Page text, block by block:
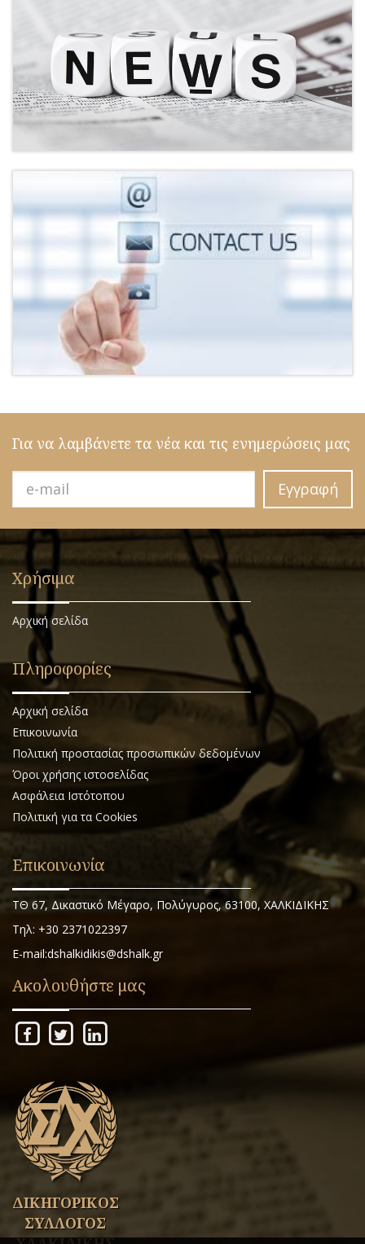
Για να λαμβάνετε τα νέα και τις ενημερώσεις μας
Εγγραφή
Χρήσιμα
Αρχική σελίδα
Πληροφορίες
Αρχική σελίδα
Επικοινωνία
Πολιτική προστασίας προσωπικών δεδομένων
Όροι χρήσης ιστοσελίδας
Ασφάλεια Ιστότοπου
Πολιτική για τα Cookies
Επικοινωνία
ΤΘ 67, Δικαστικό Μέγαρο, Πολύγυρος, 63100, ΧΑΛΚΙΔΙΚΗΣ
Τηλ: +30 2371022397
E-mail:dshalkidikis@dshalk.gr
Ακολουθήστε μας
ΔΙΚΗΓΟΡΙΚΟΣ
ΣΥΛΛΟΓΟΣ